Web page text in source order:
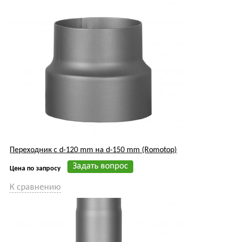
Переходник с d-120 mm на d-150 mm (Romotop)
Цена по запросу
К сравнению